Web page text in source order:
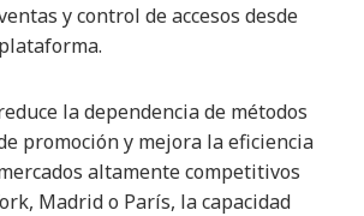
y control de accesos desde
la dependencia de métodos
promoción y mejora la eficiencia
altamente competitivos
Madrid o París, la capacidad